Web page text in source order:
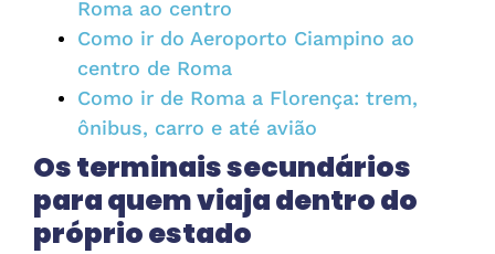
Roma ao centro
Como ir do Aeroporto Ciampino ao
centro de Roma
Como ir de Roma a Florença: trem,
ônibus, carro e até avião
Os terminais secundários
para quem viaja dentro do
próprio estado